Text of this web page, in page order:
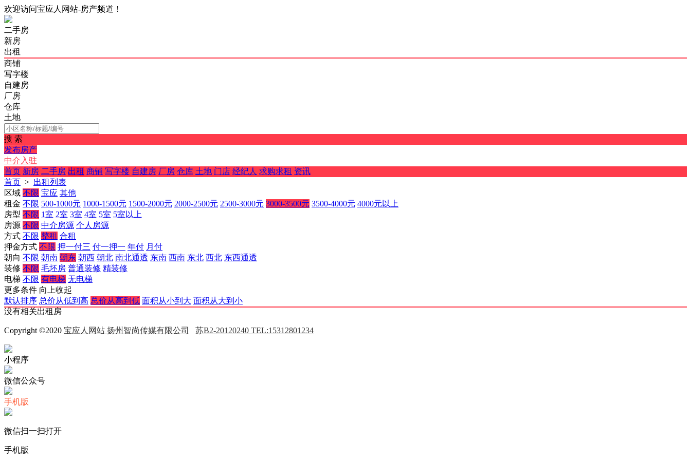
欢迎访问宝应人网站-房产频道！
二手房
新房
出租
商铺
写字楼
自建房
厂房
仓库
土地
搜 索
发布房产
中介入驻
首页 新房 二手房 出租 商铺 写字楼 自建房 厂房 仓库 土地 门店 经纪人 求购求租 资讯
首页 > 出租列表
区域 不限 宝应 其他
租金 不限 500-1000元 1000-1500元 1500-2000元 2000-2500元 2500-3000元 3000-3500元 3500-4000元 4000元以上
房型 不限 1室 2室 3室 4室 5室 5室以上
房源 不限 中介房源 个人房源
方式 不限 整租 合租
押金方式 不限 押一付三 付一押一 年付 月付
朝向 不限 朝南 朝东 朝西 朝北 南北通透 东南 西南 东北 西北 东西通透
装修 不限 毛坯房 普通装修 精装修
电梯 不限 有电梯 无电梯
更多条件 向上收起
默认排序 总价从低到高 总价从高到低 面积从小到大 面积从大到小
没有相关出租房
Copyright ©2020 宝应人网站 扬州智尚传媒有限公司 苏B2-20120240 TEL:15312801234
小程序
微信公众号
手机版
微信扫一扫打开
手机版